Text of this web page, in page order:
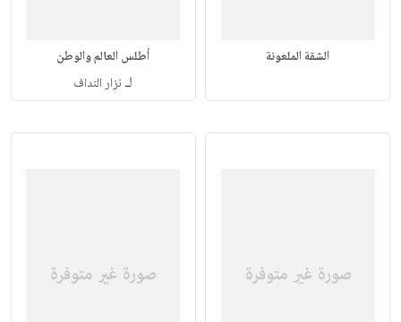
الشقة الملعونة أطلس العالم والوطن
لـ نزار النداف